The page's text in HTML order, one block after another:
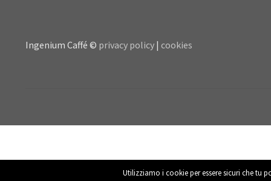
Ingenium Caffé © privacy policy| cookies
Utilizziamo i cookie per essere sicuri che tu